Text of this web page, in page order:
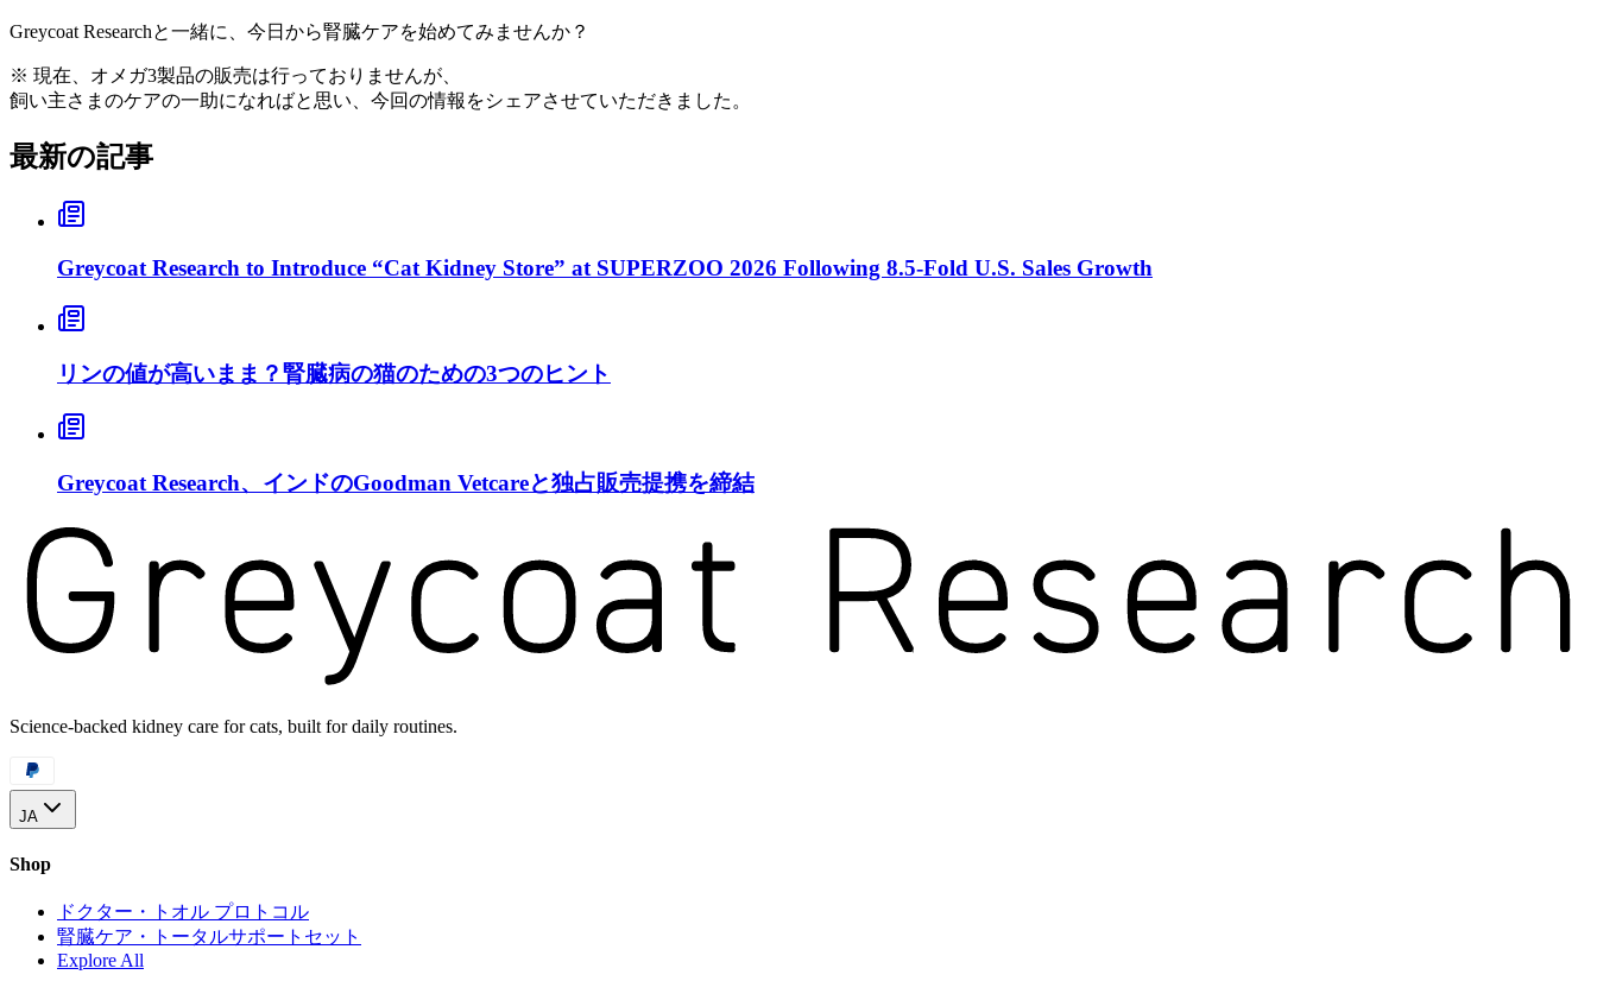
Greycoat Researchと一緒に、今日から腎臓ケアを始めてみませんか？
※ 現在、オメガ3製品の販売は行っておりませんが、
飼い主さまのケアの一助になればと思い、今回の情報をシェアさせていただきました。
最新の記事
Greycoat Research to Introduce “Cat Kidney Store” at SUPERZOO 2026 Following 8.5-Fold U.S. Sales Growth
リンの値が高いまま？腎臓病の猫のための3つのヒント
Greycoat Research、インドのGoodman Vetcareと独占販売提携を締結
Science-backed kidney care for cats, built for daily routines.
JA
Shop
ドクター・トオル プロトコル
腎臓ケア・トータルサポートセット
Explore All